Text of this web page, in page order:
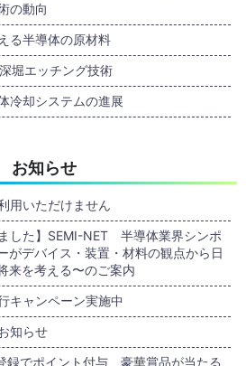
の動向
る半導体の原材料
堀エッチング技術
冷却システムの進展
お知らせ
用いただけません
した】SEMI-NET 半導体業界シンポ
がデバイス・装置・材料の観点から日
来を考える〜のご案内
キャンペーン実施中
知らせ
録でポイント付与、豪華賞品が当たる